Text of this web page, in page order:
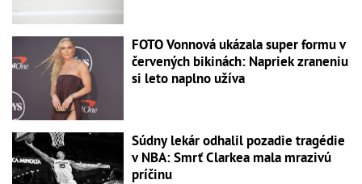
FOTO Vonnová ukázala super formu v
červených bikinách: Napriek zraneniu
si leto naplno užíva
Súdny lekár odhalil pozadie tragédie
v NBA: Smrť Clarkea mala mrazivú
príčinu